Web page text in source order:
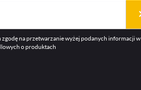
na przetwarzanie wyżej podanych informacji w
o produktach